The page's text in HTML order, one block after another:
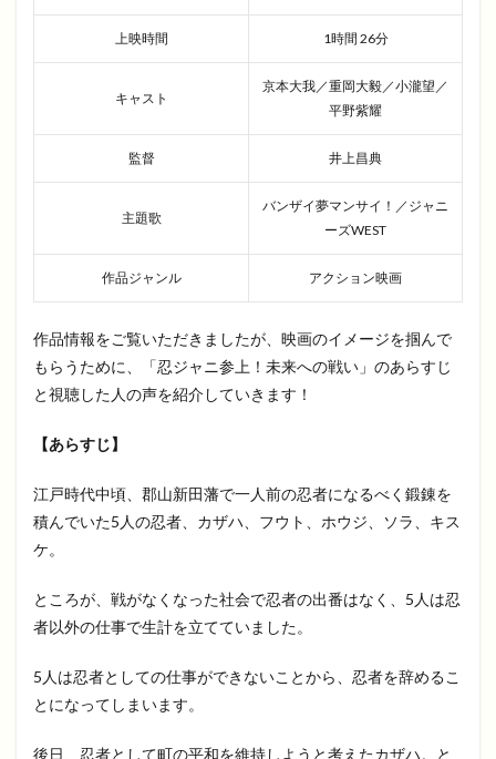
上映時間 1時間 26分
キャスト
京本大我／重岡大毅／小瀧望／
平野紫耀
監督 井上昌典
主題歌
バンザイ夢マンサイ！／ジャニ
ーズWEST
作品ジャンル アクション映画
作品情報をご覧いただきましたが、映画のイメージを掴んで
もらうために、「忍ジャニ参上！未来への戦い」のあらすじ
と視聴した人の声を紹介していきます！
【あらすじ】
江戸時代中頃、郡山新田藩で一人前の忍者になるべく鍛錬を
積んでいた5人の忍者、カザハ、フウト、ホウジ、ソラ、キス
ケ。
ところが、戦がなくなった社会で忍者の出番はなく、5人は忍
者以外の仕事で生計を立てていました。
5人は忍者としての仕事ができないことから、忍者を辞めるこ
とになってしまいます。
後日、忍者として町の平和を維持しようと考えたカザハ。と